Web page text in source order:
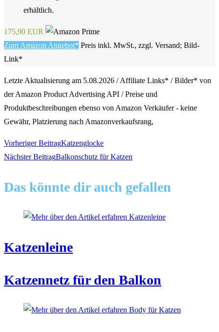
erhältlich.
175,90 EUR
Zum Amazon Angebot* Preis inkl. MwSt., zzgl. Versand; Bild-
Link*
Letzte Aktualisierung am 5.08.2026 / Affiliate Links* / Bilder* von
der Amazon Product Advertising API / Preise und
Produktbeschreibungen ebenso von Amazon Verkäufer - keine
Gewähr, Platzierung nach Amazonverkaufsrang,
Weitere
ansehen
Vorheriger BeitragKatzenglocke
Nächster BeitragBalkonschutz für Katzen
Das könnte dir auch gefallen
Katzenleine
Katzennetz für den Balkon